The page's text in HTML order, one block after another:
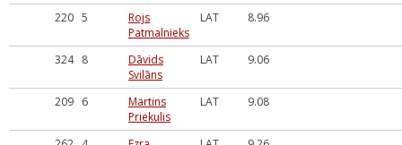
220 5
Rojs
Patmalnieks
LAT 8.96
324 8
Dāvids
Svilāns
LAT 9.06
209 6
Martins
Priekulis
LAT 9.08